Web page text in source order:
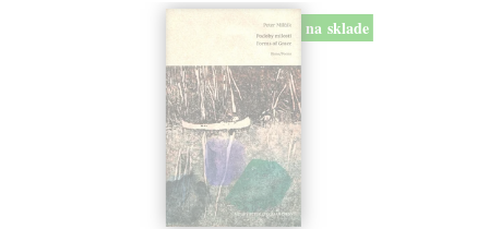
na sklade